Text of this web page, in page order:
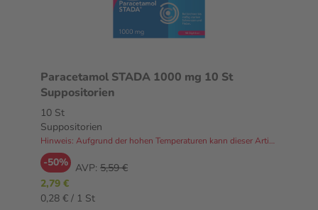
Paracetamol STADA 1000 mg 10 St
Suppositorien
10 St
Suppositorien
Hinweis: Aufgrund der hohen Temperaturen kann dieser Artikel derzeit nicht an Packstationen versendet werden.
-50% AVP: 5,59 €
2,79 €
0,28 € / 1 St